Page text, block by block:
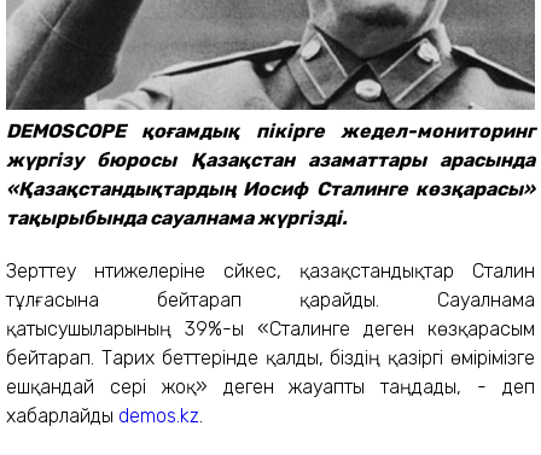
DEMOSCOPE қоғамдық пікірге жедел-мониторинг
жүргізу бюросы Қазақстан азаматтары арасында
«Қазақстандықтардың Иосиф Сталинге көзқарасы»
тақырыбында сауалнама жүргізді.
Зерттеу нәтижелеріне сәйкес, қазақстандықтар Сталин
тұлғасына бейтарап қарайды. Сауалнама
қатысушыларының 39%-ы «Сталинге деген көзқарасым
бейтарап. Тарих беттерінде қалды, біздің қазіргі өмірімізге
ешқандай әсері жоқ» деген жауапты таңдады, - деп
хабарлайды demos.kz.